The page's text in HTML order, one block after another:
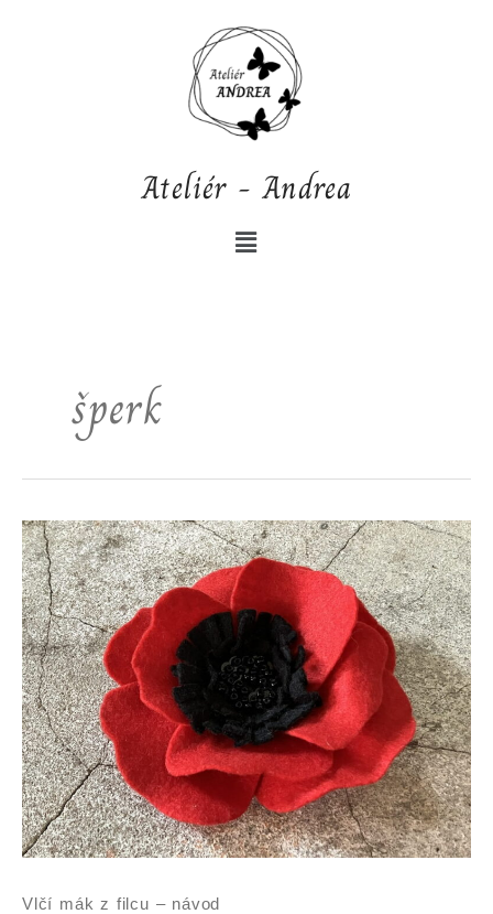
Ateliér - Andrea
Nabídka
šperk
Vlčí mák z filcu – návod
Vlčí
mák
z
filcu
–
návod